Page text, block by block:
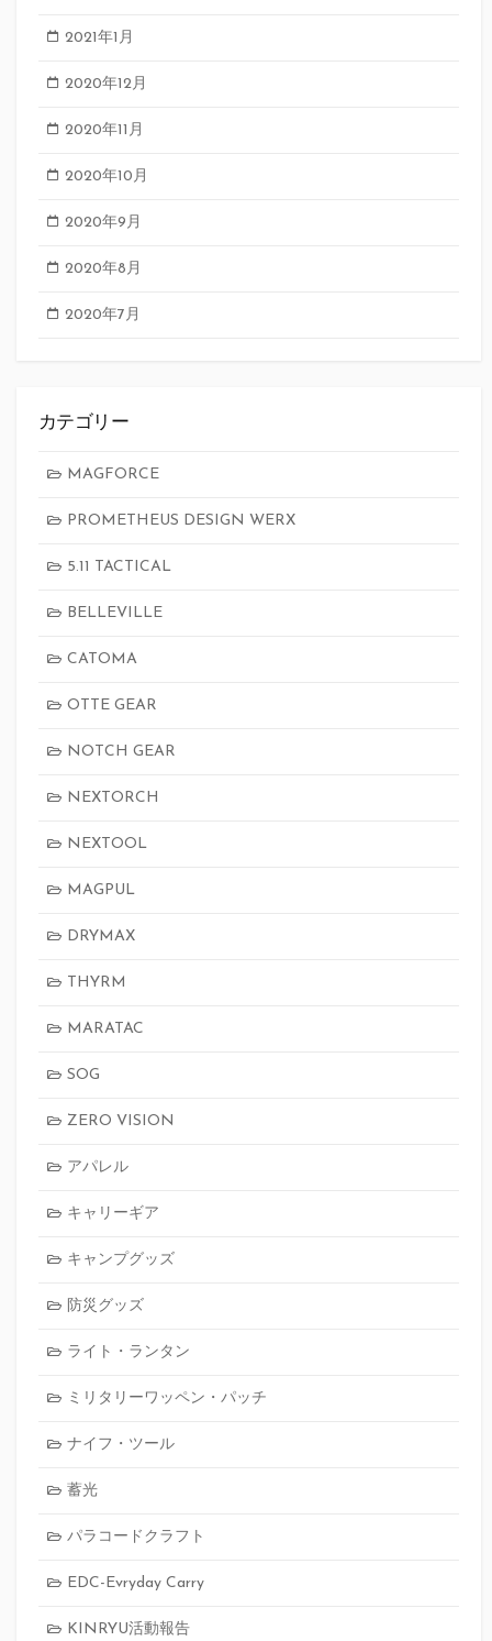
2021年1月
2020年12月
2020年11月
2020年10月
2020年9月
2020年8月
2020年7月
カテゴリー
MAGFORCE
PROMETHEUS DESIGN WERX
5.11 TACTICAL
BELLEVILLE
CATOMA
OTTE GEAR
NOTCH GEAR
NEXTORCH
NEXTOOL
MAGPUL
DRYMAX
THYRM
MARATAC
SOG
ZERO VISION
アパレル
キャリーギア
キャンプグッズ
防災グッズ
ライト・ランタン
ミリタリーワッペン・パッチ
ナイフ・ツール
蓄光
パラコードクラフト
EDC-Evryday Carry
KINRYU活動報告